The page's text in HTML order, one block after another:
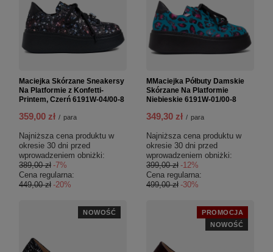
Maciejka Skórzane Sneakersy
Na Platformie z Konfetti-
Printem, Czerń 6191W-04/00-8
359,00 zł / para
Najniższa cena produktu w
okresie 30 dni przed
wprowadzeniem obniżki:
389,00 zł -7%
Cena regularna:
449,00 zł -20%
MMaciejka Półbuty Damskie
Skórzane Na Platformie
Niebieskie 6191W-01/00-8
349,30 zł / para
Najniższa cena produktu w
okresie 30 dni przed
wprowadzeniem obniżki:
399,00 zł -12%
Cena regularna:
499,00 zł -30%
NOWOŚĆ
PROMOCJA
NOWOŚĆ